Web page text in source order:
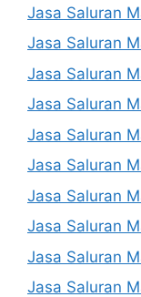
Jasa Saluran
Jasa Saluran
Jasa Saluran
Jasa Saluran
Jasa Saluran
Jasa Saluran
Jasa Saluran
Jasa Saluran
Jasa Saluran
Jasa Saluran